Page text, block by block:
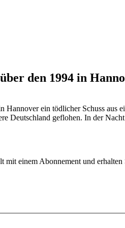
den 1994 in
ein tödlicher Schuss
Deutschland geflohen. In der
einem Abonnement und